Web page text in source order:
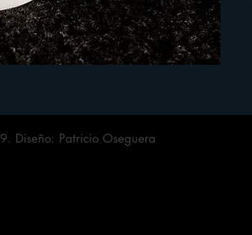
Diseño: Patricio Oseguera